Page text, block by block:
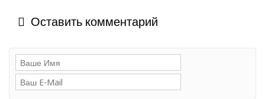
Оставить комментарий